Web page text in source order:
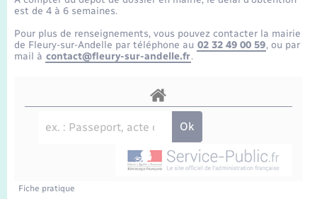
Etat-civil - Papiers - Citoyenneté
Mariage – PACS
Recensement
Loisirs
Transports scolaires
Travaux - Autorisation d’occupation de l’espace
public
Compétences
Présentation de la commune
La Communauté de communes
est de 4 à 6 semaines.
Pour plus de renseignements, vous pouvez contacter la mairie
de Fleury-sur-Andelle par téléphone au 02 32 49 00 59, ou par
mail à contact@fleury-sur-andelle.fr.
Fiche pratique